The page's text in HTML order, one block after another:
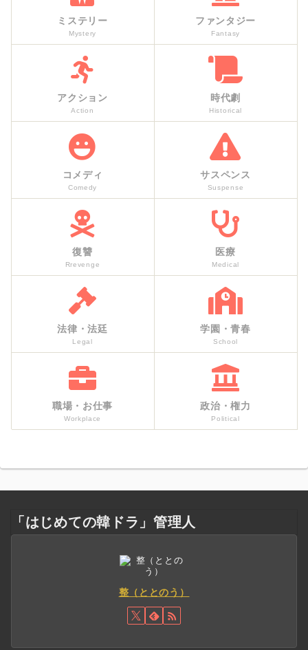
ミステリー
Mystery
ファンタジー
Fantasy
アクション
Action
時代劇
Historical
コメディ
Comedy
サスペンス
Suspense
復讐
Rrevenge
医療
Medical
法律・法廷
Legal
学園・青春
School
職場・お仕事
Workplace
政治・権力
Political
「はじめての韓ドラ」管理人
整（ととのう）